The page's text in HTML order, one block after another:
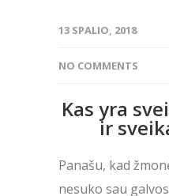
13 SPALIO, 2018
NO COMMENTS
Kas yra
ir
Panašu, kad
nesuko sau